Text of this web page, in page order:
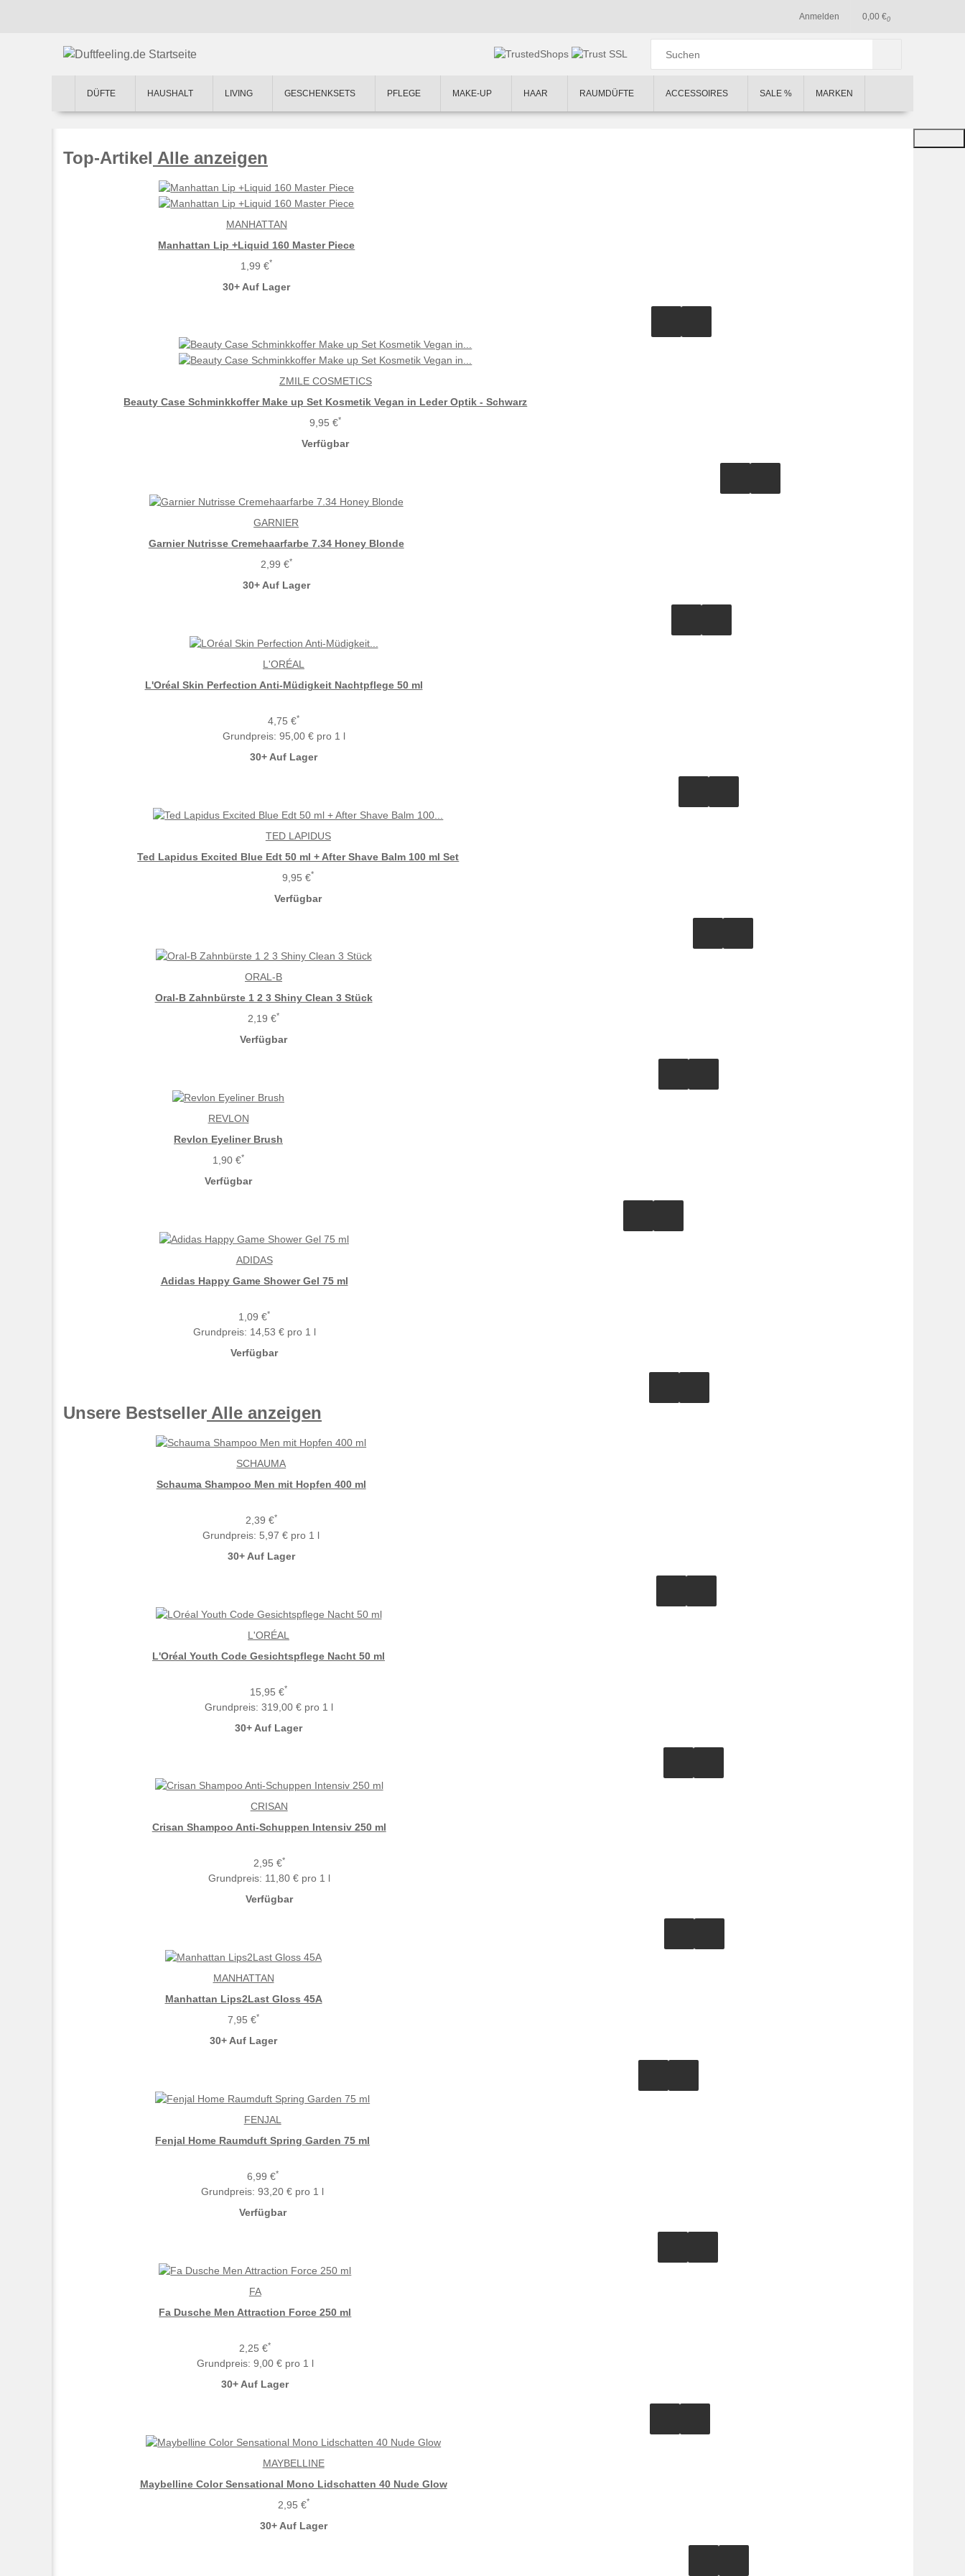
Anmelden 0
0,00 €
DÜFTE HAUSHALT LIVING GESCHENKSETS PFLEGE MAKE-UP HAAR RAUMDÜFTE ACCESSOIRES SALE % MARKEN
Top-Artikel Alle anzeigen
Manhattan Lip +Liquid 160 Master Piece
1,99 €*
30+ Auf Lager
MANHATTAN
Beauty Case Schminkkoffer Make up Set Kosmetik Vegan in Leder Optik - Schwarz
9,95 €*
Verfügbar
ZMILE COSMETICS
Garnier Nutrisse Cremehaarfarbe 7.34 Honey Blonde
2,99 €*
30+ Auf Lager
GARNIER
L'Oréal Skin Perfection Anti-Müdigkeit Nachtpflege 50 ml
4,75 €*
Grundpreis: 95,00 € pro 1 l
30+ Auf Lager
L'ORÉAL
Ted Lapidus Excited Blue Edt 50 ml + After Shave Balm 100 ml Set
9,95 €*
Verfügbar
TED LAPIDUS
Oral-B Zahnbürste 1 2 3 Shiny Clean 3 Stück
2,19 €*
Verfügbar
ORAL-B
Revlon Eyeliner Brush
1,90 €*
Verfügbar
REVLON
Adidas Happy Game Shower Gel 75 ml
1,09 €*
Grundpreis: 14,53 € pro 1 l
Verfügbar
ADIDAS
Unsere Bestseller Alle anzeigen
Schauma Shampoo Men mit Hopfen 400 ml
2,39 €*
Grundpreis: 5,97 € pro 1 l
30+ Auf Lager
SCHAUMA
L'Oréal Youth Code Gesichtspflege Nacht 50 ml
15,95 €*
Grundpreis: 319,00 € pro 1 l
30+ Auf Lager
L'ORÉAL
Crisan Shampoo Anti-Schuppen Intensiv 250 ml
2,95 €*
Grundpreis: 11,80 € pro 1 l
Verfügbar
CRISAN
Manhattan Lips2Last Gloss 45A
7,95 €*
30+ Auf Lager
MANHATTAN
Fenjal Home Raumduft Spring Garden 75 ml
6,99 €*
Grundpreis: 93,20 € pro 1 l
Verfügbar
FENJAL
Fa Dusche Men Attraction Force 250 ml
2,25 €*
Grundpreis: 9,00 € pro 1 l
30+ Auf Lager
FA
Maybelline Color Sensational Mono Lidschatten 40 Nude Glow
2,95 €*
30+ Auf Lager
MAYBELLINE